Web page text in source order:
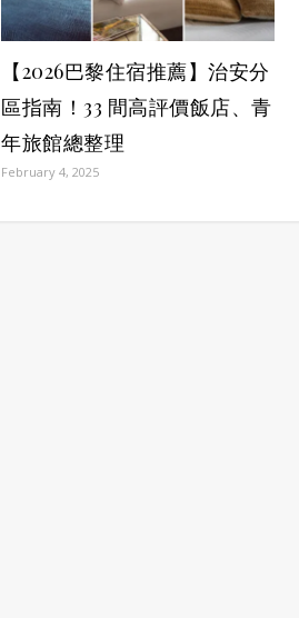
【2026巴黎住宿推薦】治安分
區指南！33 間高評價飯店、青
年旅館總整理
February 4, 2025